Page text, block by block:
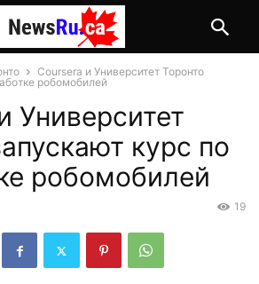
Coursera и Университет Торонто
робомобилей
Университет
курс по
робомобилей
19